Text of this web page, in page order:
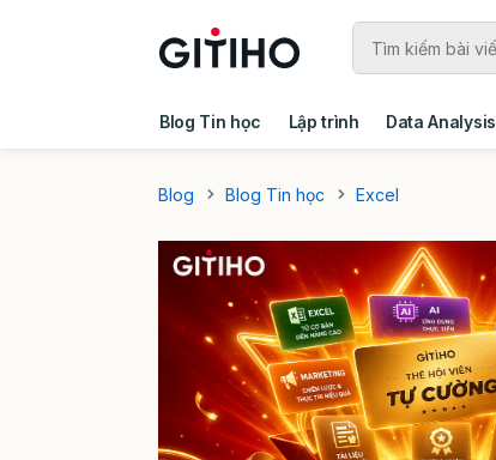
Blog Tin học Lập trình Data Analysis
Blog
Blog Tin học Excel